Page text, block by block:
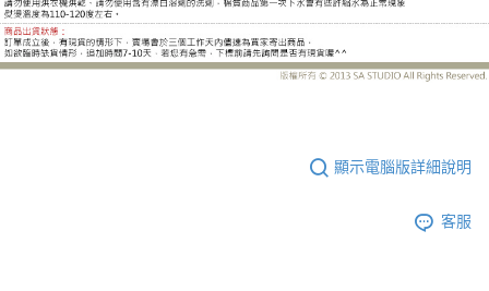
顯示電腦版詳細說明
客服